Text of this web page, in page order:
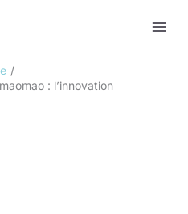
: l’innovation